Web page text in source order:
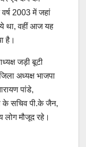
वर्ष 2003 में जहां
था, वहीं आज यह
है।
जड़ी बूटी
अध्यक्ष भाजपा
पांडे,
सचिव पी.के जैन,
लोग मौजूद रहे।